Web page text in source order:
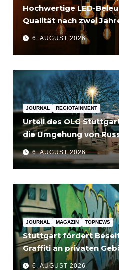
Hochwertige LED-
Qualität nach zwei
6. AUGUST 2026
JOURNAL REGIOTAINMENT
Urteil des OLG
die Umgehung von
für Unternehmen
6. AUGUST 2026
JOURNAL MAGAZIN TOPNEWS
Stuttgart fördert
Graffiti an privaten
bis 3.500 Euro
6. AUGUST 2026